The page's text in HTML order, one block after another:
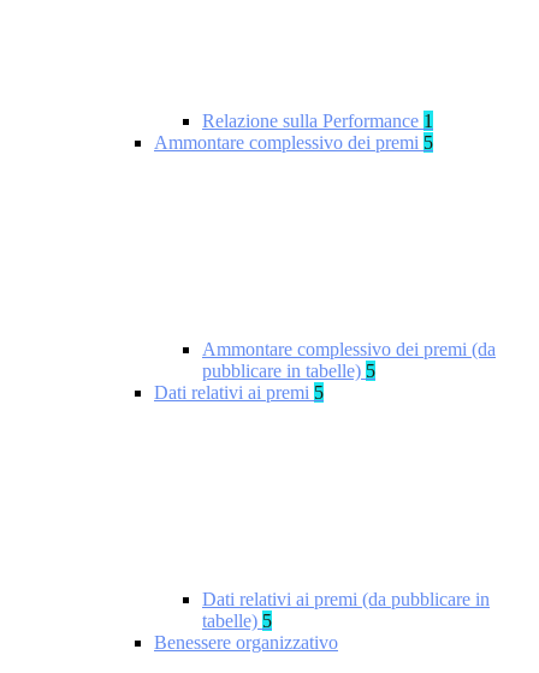
Relazione sulla Performance 1
Ammontare complessivo dei premi 5
Ammontare complessivo dei premi (da
pubblicare in tabelle) 5
Dati relativi ai premi 5
Dati relativi ai premi (da pubblicare in
tabelle) 5
Benessere organizzativo